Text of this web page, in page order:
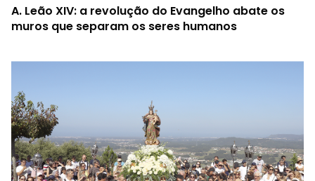
A. Leão XIV: a revolução do Evangelho abate os
muros que separam os seres humanos